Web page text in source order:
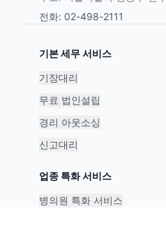
전화: 02-498-2111
기본 세무 서비스
기장대리
무료 법인설립
경리 아웃소싱
신고대리
업종 특화 서비스
병의원 특화 서비스